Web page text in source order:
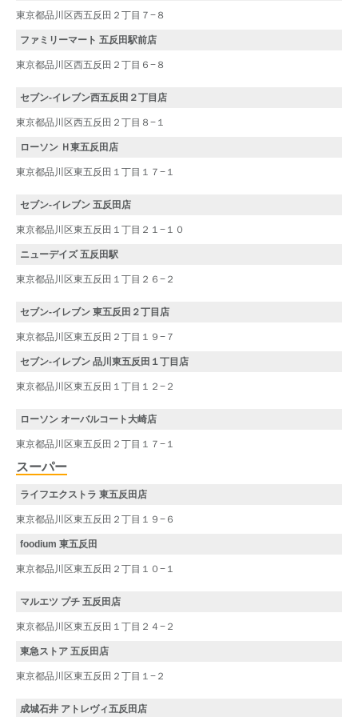
東京都品川区西五反田２丁目７−８
ファミリーマート 五反田駅前店
東京都品川区西五反田２丁目６−８
セブン-イレブン西五反田２丁目店
東京都品川区西五反田２丁目８−１
ローソン Ｈ東五反田店
東京都品川区東五反田１丁目１７−１
セブン-イレブン 五反田店
東京都品川区東五反田１丁目２１−１０
ニューデイズ 五反田駅
東京都品川区東五反田１丁目２６−２
セブン-イレブン 東五反田２丁目店
東京都品川区東五反田２丁目１９−７
セブン-イレブン 品川東五反田１丁目店
東京都品川区東五反田１丁目１２−２
ローソン オーバルコート大崎店
東京都品川区東五反田２丁目１７−１
スーパー
ライフエクストラ 東五反田店
東京都品川区東五反田２丁目１９−６
foodium 東五反田
東京都品川区東五反田２丁目１０−１
マルエツ プチ 五反田店
東京都品川区東五反田１丁目２４−２
東急ストア 五反田店
東京都品川区東五反田２丁目１−２
成城石井 アトレヴィ五反田店